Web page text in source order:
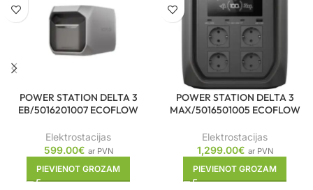
POWER STATION DELTA 3
EB/5016201007 ECOFLOW
Elektrostacijas
599.00€ ar PVN
PIEVIENOT GROZAM
POWER STATION DELTA 3
MAX/5016501005 ECOFLOW
Elektrostacijas
1,299.00€ ar PVN
PIEVIENOT GROZAM